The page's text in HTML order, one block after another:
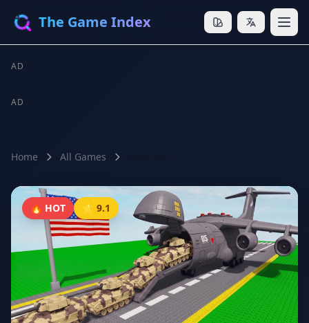
The Game Index
AD
AD
Home All Games
🔥 HOT ⭐ 9.1